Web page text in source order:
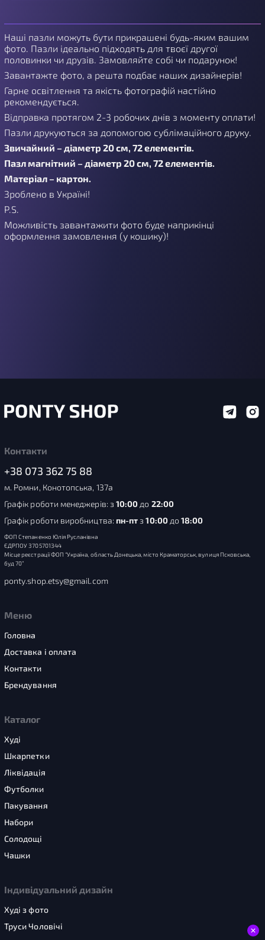
Наші пазли можуть бути прикрашені будь-яким вашим
фото. Пазли ідеально підходять для твоєї другої
половинки чи друзів. Замовляйте собі чи подарунок!
Завантажте фото, а решта подбає наших дизайнерів!
Гарне освітлення та якість фотографій настійно
рекомендується.
Відправка протягом 2-3 робочих днів з моменту оплати!
Пазли друкуються за допомогою сублімаційного друку.
Звичайний – діаметр 20 см, 72 елементів.
Пазл магнітний – діаметр 20 см, 72 елементів.
Матеріал – картон.
Зроблено в Україні!
P.S.
Можливість завантажити фото буде наприкінці
оформлення замовлення (у кошику)!
Контакти
+38 073 362 75 88
м. Ромни, Конотопська, 137а
Графік роботи менеджерів: з 10:00 до 22:00
Графік роботи виробництва: пн-пт з10:00до18:00
ФОП Степаненко Юлія Русланівна
ЄДРПОУ 3705701344
Місце реєстрації ФОП “Україна, область Донецька, місто Краматорськ, вулиця Псковська,
буд 70”
ponty.shop.etsy@gmail.com
Меню
Головна
Доставка і оплата
Контакти
Брендування
Каталог
Худі
Шкарпетки
Ліквідація
Футболки
Пакування
Набори
Солодощі
Чашки
Індивідуальний дизайн
Худі з фото
Труси Чоловічі